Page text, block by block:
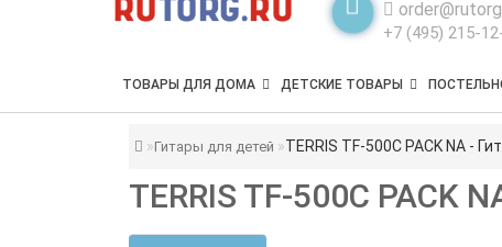
+7 (495) 215-
ТОВАРЫ ДЛЯ ДОМА ДЕТСКИЕ ТОВАРЫ
Гитары для детей TERRIS TF-500C PACK NA -
TERRIS TF-500C